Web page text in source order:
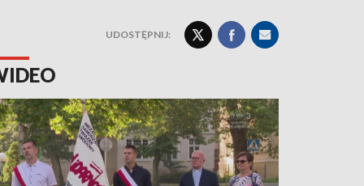
UDOSTĘPNIJ: